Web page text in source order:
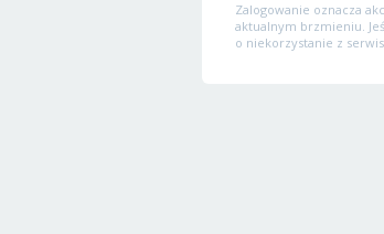
Zalogowanie oznacza
aktualnym brzmieniu.
o niekorzystanie z